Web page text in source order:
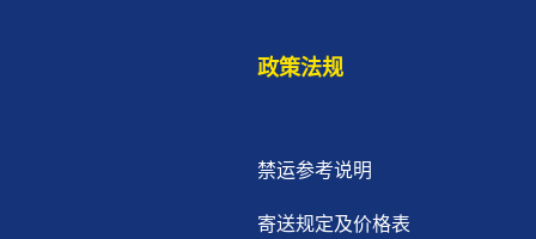
政策法规
禁运参考说明
寄送规定及价格表